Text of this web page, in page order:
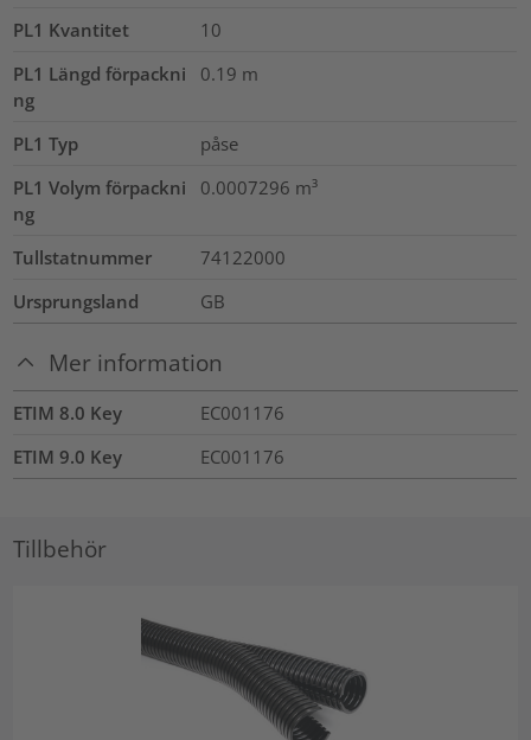
PL1 Kvantitet
10
PL1 Längd förpackni
ng
0.19 m
PL1 Typ
påse
PL1 Volym förpackni
ng
0.0007296 m³
Tullstatnummer
74122000
Ursprungsland
GB
Mer information
ETIM 8.0 Key
EC001176
ETIM 9.0 Key
EC001176
Tillbehör